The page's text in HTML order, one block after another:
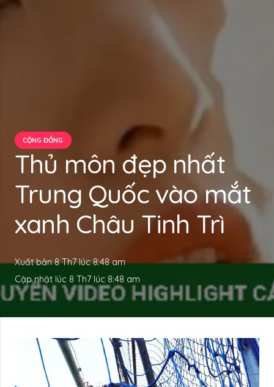
CỘNG ĐỒNG
Thủ môn đẹp nhất
Trung Quốc vào mắt
xanh Châu Tinh Trì
Xuất bản8 Th7 lúc 8:48 am
Cập nhật lúc 8 Th7 lúc 8:48 am